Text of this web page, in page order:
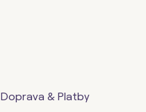
Doprava & Platby